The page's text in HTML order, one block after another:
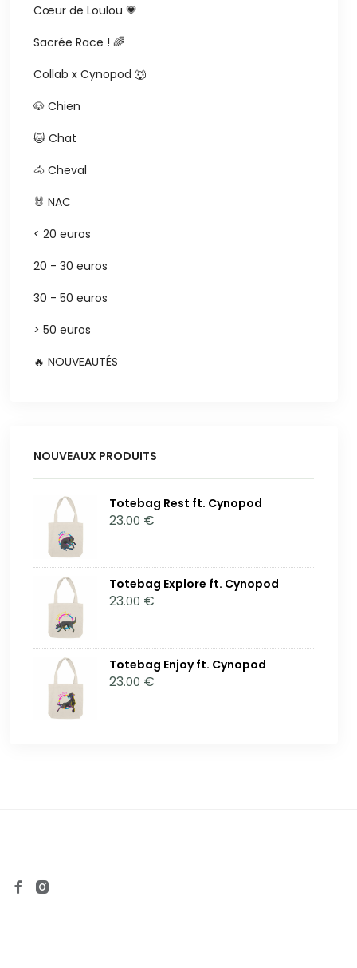
Cœur de Loulou 💗
Sacrée Race ! 🌈
Collab x Cynopod 🐺
🐶 Chien
🐱 Chat
🐴 Cheval
🐰 NAC
< 20 euros
20 - 30 euros
30 - 50 euros
> 50 euros
🔥 NOUVEAUTÉS
NOUVEAUX PRODUITS
Totebag Rest ft. Cynopod
23.00 €
Totebag Explore ft. Cynopod
23.00 €
Totebag Enjoy ft. Cynopod
23.00 €